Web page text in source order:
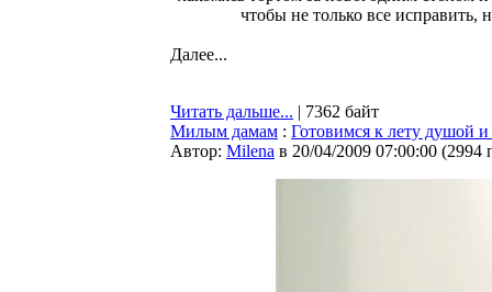
чтобы не только все исправить,
Далее...
Читать дальше... | 7362 байт
Милым дамам : Готовимся к лету душой и
Автор: Milena в 20/04/2009 07:00:00 (2994